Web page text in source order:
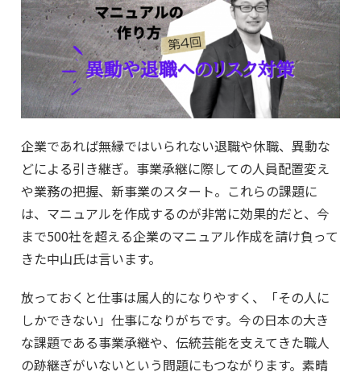
企業であれば無縁ではいられない退職や休職、異動な
どによる引き継ぎ。事業承継に際しての人員配置変え
や業務の把握、新事業のスタート。これらの課題に
は、マニュアルを作成するのが非常に効果的だと、今
まで500社を超える企業のマニュアル作成を請け負って
きた中山氏は言います。
放っておくと仕事は属人的になりやすく、「その人に
しかできない」仕事になりがちです。今の日本の大き
な課題である事業承継や、伝統芸能を支えてきた職人
の跡継ぎがいないという問題にもつながります。素晴